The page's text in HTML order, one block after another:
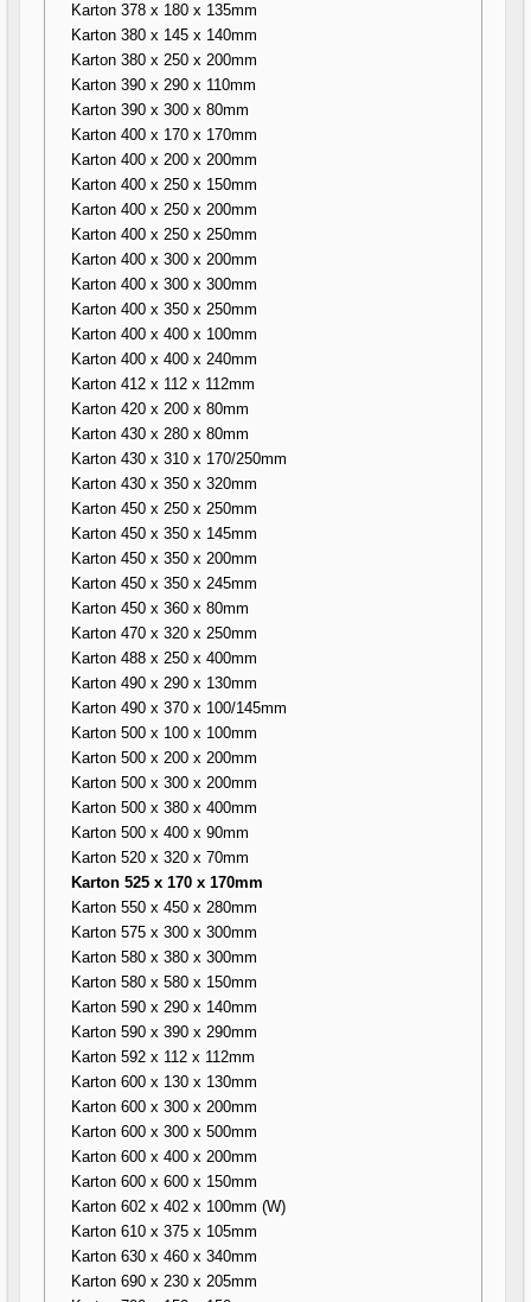
Karton 378 x 180 x 135mm
Karton 380 x 145 x 140mm
Karton 380 x 250 x 200mm
Karton 390 x 290 x 110mm
Karton 390 x 300 x 80mm
Karton 400 x 170 x 170mm
Karton 400 x 200 x 200mm
Karton 400 x 250 x 150mm
Karton 400 x 250 x 200mm
Karton 400 x 250 x 250mm
Karton 400 x 300 x 200mm
Karton 400 x 300 x 300mm
Karton 400 x 350 x 250mm
Karton 400 x 400 x 100mm
Karton 400 x 400 x 240mm
Karton 412 x 112 x 112mm
Karton 420 x 200 x 80mm
Karton 430 x 280 x 80mm
Karton 430 x 310 x 170/250mm
Karton 430 x 350 x 320mm
Karton 450 x 250 x 250mm
Karton 450 x 350 x 145mm
Karton 450 x 350 x 200mm
Karton 450 x 350 x 245mm
Karton 450 x 360 x 80mm
Karton 470 x 320 x 250mm
Karton 488 x 250 x 400mm
Karton 490 x 290 x 130mm
Karton 490 x 370 x 100/145mm
Karton 500 x 100 x 100mm
Karton 500 x 200 x 200mm
Karton 500 x 300 x 200mm
Karton 500 x 380 x 400mm
Karton 500 x 400 x 90mm
Karton 520 x 320 x 70mm
Karton 525 x 170 x 170mm
Karton 550 x 450 x 280mm
Karton 575 x 300 x 300mm
Karton 580 x 380 x 300mm
Karton 580 x 580 x 150mm
Karton 590 x 290 x 140mm
Karton 590 x 390 x 290mm
Karton 592 x 112 x 112mm
Karton 600 x 130 x 130mm
Karton 600 x 300 x 200mm
Karton 600 x 300 x 500mm
Karton 600 x 400 x 200mm
Karton 600 x 600 x 150mm
Karton 602 x 402 x 100mm (W)
Karton 610 x 375 x 105mm
Karton 630 x 460 x 340mm
Karton 690 x 230 x 205mm